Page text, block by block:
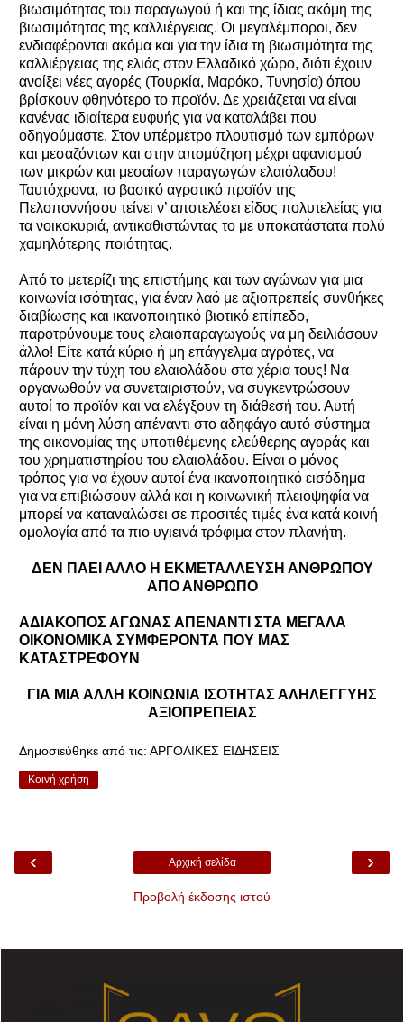
βιωσιμότητας του παραγωγού ή και της ίδιας ακόμη της
βιωσιμότητας της καλλιέργειας. Οι μεγαλέμποροι, δεν
ενδιαφέρονται ακόμα και για την ίδια τη βιωσιμότητα της
καλλιέργειας της ελιάς στον Ελλαδικό χώρο, διότι έχουν
ανοίξει νέες αγορές (Τουρκία, Μαρόκο, Τυνησία) όπου
βρίσκουν φθηνότερο το προϊόν. Δε χρειάζεται να είναι
κανένας ιδιαίτερα ευφυής για να καταλάβει που
οδηγούμαστε. Στον υπέρμετρο πλουτισμό των εμπόρων
και μεσαζόντων και στην απομύζηση μέχρι αφανισμού
των μικρών και μεσαίων παραγωγών ελαιόλαδου!
Ταυτόχρονα, το βασικό αγροτικό προϊόν της
Πελοποννήσου τείνει ν’ αποτελέσει είδος πολυτελείας για
τα νοικοκυριά, αντικαθιστώντας το με υποκατάστατα πολύ
χαμηλότερης ποιότητας.
Από το μετερίζι της επιστήμης και των αγώνων για μια
κοινωνία ισότητας, για έναν λαό με αξιοπρεπείς συνθήκες
διαβίωσης και ικανοποιητικό βιοτικό επίπεδο,
παροτρύνουμε τους ελαιοπαραγωγούς να μη δειλιάσουν
άλλο! Είτε κατά κύριο ή μη επάγγελμα αγρότες, να
πάρουν την τύχη του ελαιολάδου στα χέρια τους! Να
οργανωθούν να συνεταιριστούν, να συγκεντρώσουν
αυτοί το προϊόν και να ελέγξουν τη διάθεσή του. Αυτή
είναι η μόνη λύση απέναντι στο αδηφάγο αυτό σύστημα
της οικονομίας της υποτιθέμενης ελεύθερης αγοράς και
του χρηματιστηρίου του ελαιολάδου. Είναι ο μόνος
τρόπος για να έχουν αυτοί ένα ικανοποιητικό εισόδημα
για να επιβιώσουν αλλά και η κοινωνική πλειοψηφία να
μπορεί να καταναλώσει σε προσιτές τιμές ένα κατά κοινή
ομολογία από τα πιο υγιεινά τρόφιμα στον πλανήτη.
ΔΕΝ ΠΑΕΙ ΑΛΛΟ Η ΕΚΜΕΤΑΛΛΕΥΣΗ ΑΝΘΡΩΠΟΥ
ΑΠΟ ΑΝΘΡΩΠΟ
ΑΔΙΑΚΟΠΟΣ ΑΓΩΝΑΣ ΑΠΕΝΑΝΤΙ ΣΤΑ ΜΕΓΑΛΑ
ΟΙΚΟΝΟΜΙΚΑ ΣΥΜΦΕΡΟΝΤΑ ΠΟΥ ΜΑΣ
ΚΑΤΑΣΤΡΕΦΟΥΝ
ΓΙΑ ΜΙΑ ΑΛΛΗ ΚΟΙΝΩΝΙΑ ΙΣΟΤΗΤΑΣ ΑΛΗΛΕΓΓΥΗΣ
ΑΞΙΟΠΡΕΠΕΙΑΣ
Δημοσιεύθηκε από τις: ΑΡΓΟΛΙΚΕΣ ΕΙΔΗΣΕΙΣ
Κοινή χρήση
‹ ›
Αρχική σελίδα
Προβολή έκδοσης ιστού